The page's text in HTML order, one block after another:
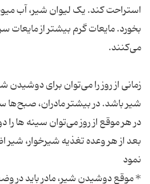
استراحت کند. یک لیوان شیر، آب
بخورد. مایعات گرم بیشتر از
زمانی از روز را می‌توان برای دوشیدن
شیر باشد. در بیشتر مادران، صبح‌ها
در هر موقع از روز می‌توان سینه ها
بعد از هر وعده تغذیه شیرخوار، شیر
* موقع دوشیدن شیر،‌ مادر باید در